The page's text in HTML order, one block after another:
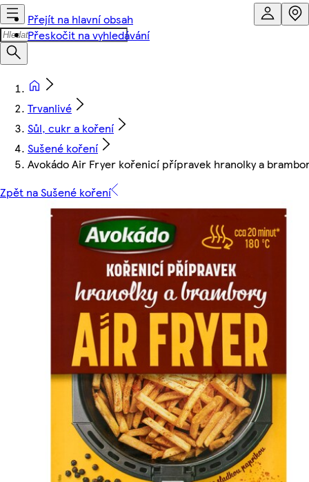
Přejít na hlavní obsah
Přeskočit na vyhledávání
Trvanlivé
Sůl, cukr a koření
Sušené koření
Avokádo Air Fryer kořenicí přípravek hranolky a
Zpět na Sušené koření